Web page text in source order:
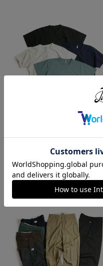
ロサンゼルスアパレル
半袖 バインディング ガーメン